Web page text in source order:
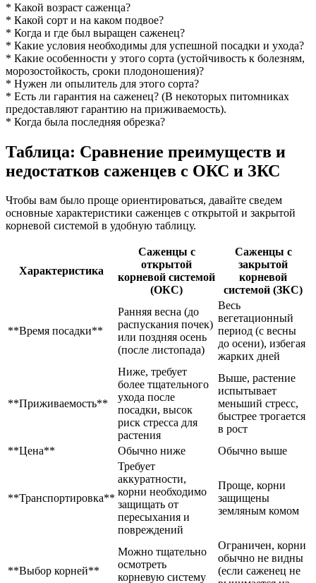
* Какой возраст саженца?
* Какой сорт и на каком подвое?
* Когда и где был выращен саженец?
* Какие условия необходимы для успешной посадки и ухода?
* Какие особенности у этого сорта (устойчивость к болезням,
морозостойкость, сроки плодоношения)?
* Нужен ли опылитель для этого сорта?
* Есть ли гарантия на саженец? (В некоторых питомниках
предоставляют гарантию на приживаемость).
* Когда была последняя обрезка?
Таблица: Сравнение преимуществ и
недостатков саженцев с ОКС и ЗКС
Чтобы вам было проще ориентироваться, давайте сведем
основные характеристики саженцев с открытой и закрытой
корневой системой в удобную таблицу.
Характеристика
Саженцы с
открытой
корневой системой
(ОКС)
Саженцы с
закрытой
корневой
системой (ЗКС)
**Время посадки**
Ранняя весна (до
распускания почек)
или поздняя осень
(после листопада)
Весь
вегетационный
период (с весны
до осени), избегая
жарких дней
**Приживаемость**
Ниже, требует
более тщательного
ухода после
посадки, высок
риск стресса для
растения
Выше, растение
испытывает
меньший стресс,
быстрее трогается
в рост
**Цена**
Обычно ниже Обычно выше
**Транспортировка**
Требует
аккуратности,
корни необходимо
защищать от
пересыхания и
повреждений
Проще, корни
защищены
земляным комом
**Выбор корней**
Можно тщательно
осмотреть
корневую систему
Ограничен, корни
обычно не видны
(если саженец не